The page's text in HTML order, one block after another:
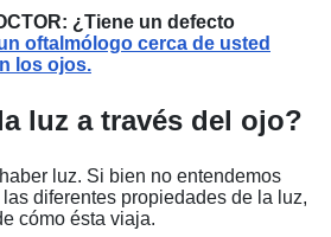
¿Tiene un defecto
oftalmólogo cerca de usted
los ojos.
luz a través del ojo?
luz. Si bien no entendemos
diferentes propiedades de la luz,
cómo ésta viaja.